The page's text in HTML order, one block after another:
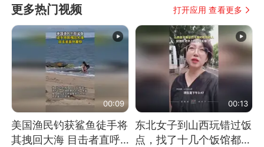
更多热门视频 打开应用 查看更多
00:09
美国渔民钓获鲨鱼徒手将
其拽回大海 目击者直呼
00:13
东北女子到山西玩错过饭
点，找了十几个饭馆都没